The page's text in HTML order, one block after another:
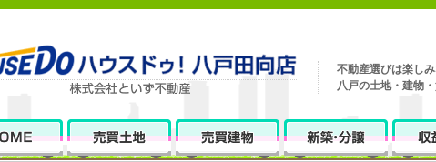
不動産選びは楽しみ
八戸の土地・建物